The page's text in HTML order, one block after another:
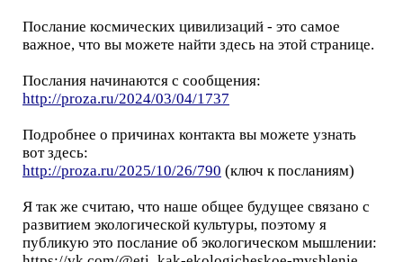
Послание космических цивилизаций - это самое
важное, что вы можете найти здесь на этой странице.
Послания начинаются с сообщения:
http://proza.ru/2024/03/04/1737
Подробнее о причинах контакта вы можете узнать
вот здесь:
http://proza.ru/2025/10/26/790 (ключ к посланиям)
Я так же считаю, что наше общее будущее связано с
развитием экологической культуры, поэтому я
публикую это послание об экологическом мышлении: